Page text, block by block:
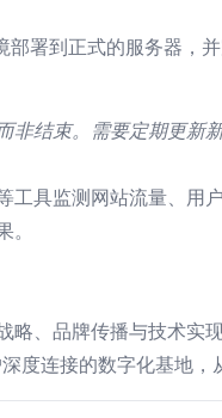
部署到正式的服务器，
非结束。需要定期更新
工具监测网站流量、用
略、品牌传播与技术实
度连接的数字化基地，